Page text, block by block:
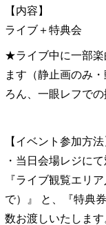
【内容】
ライブ＋特典会
★ライブ中に一部楽
ます（静止画のみ
ろん、一眼レフでの
【イベント参加方法
・当日会場レジに
『ライブ観覧エリ
で）』 と、『特典
数お渡しいたします